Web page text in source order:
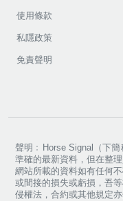
使用條款
私隱政策
免責聲明
聲明﹕Horse Signal（下
準確的最新資料，但在整
網站所載的資料如有任何
或間接的損失或虧損，吾
侵權法，合約或其他規定